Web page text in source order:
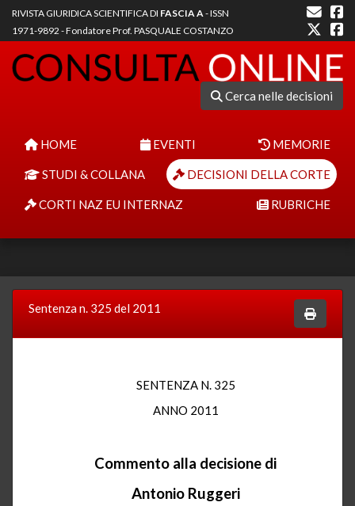
RIVISTA GIURIDICA SCIENTIFICA DI FASCIA A- ISSN
1971-9892 - Fondatore Prof. PASQUALE COSTANZO
Cerca nelle decisioni
HOME EVENTI MEMORIE
STUDI & COLLANA DECISIONI DELLA CORTE
CORTI NAZ EU INTERNAZ RUBRICHE
Sentenza n. 325 del 2011
SENTENZA N. 325
ANNO 2011
Commento alla decisione di
Antonio Ruggeri